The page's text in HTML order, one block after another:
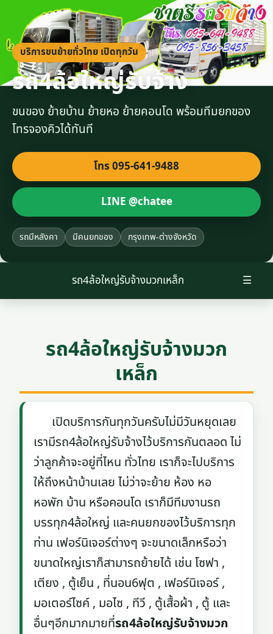
บริการขนย้ายทั่วไทย เปิดทุกวัน
รถ4ล้อใหญ่รับจ้าง
ขนของ ย้ายบ้าน ย้ายหอ ย้ายคอนโด พร้อมทีมยกของ
โทรจองคิวได้ทันที
โทร 095-641-9488
LINE @chatee
รถมีหลังคา มีคนยกของ กรุงเทพ-ต่างจังหวัด
☰
รถ4ล้อใหญ่รับจ้างมวกเหล็ก
รถ4ล้อใหญ่รับจ้างมวก
เหล็ก
เปิดบริการกันทุกวันครับไม่มีวันหยุดเลย
เรามีรถ4ล้อใหญ่รับจ้างไว้บริการกันตลอด ไม่
ว่าลูกค้าจะอยู่ที่ไหน ทั่วไทย เราก็จะไปบริการ
ให้ถึงหน้าบ้านเลย ไม่ว่าจะย้าย ห้อง หอ
หอพัก บ้าน หรือคอนโด เราก็มีทีมงานรถ
บรรทุก4ล้อใหญ่ และคนยกของไว้บริการทุก
ท่าน เฟอร์นิเจอร์ต่างๆ จะขนาดเล็กหรือว่า
ขนาดใหญ่เราก็สามารถย้ายได้ เช่น โซฟา ,
เตียง , ตู้เย็น , ที่นอน6ฟุต , เฟอร์นิเจอร์ ,
มอเตอร์ไซค์ , มอไซ , ทีวี , ตู้เสื้อผ้า , ตู้ และ
อื่นๆอีกมากมายที่รถ4ล้อใหญ่รับจ้างมวก